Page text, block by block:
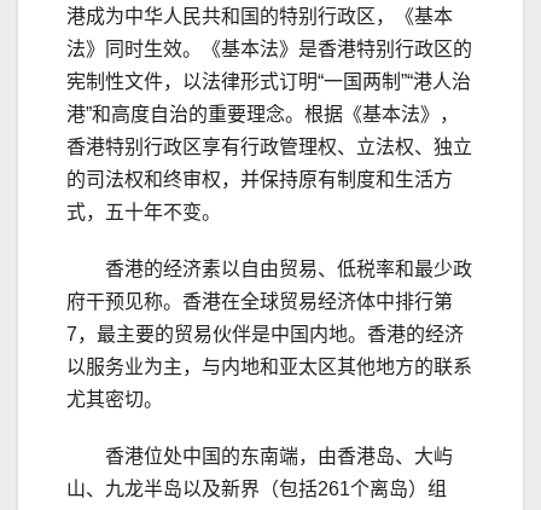
港成为中华人民共和国的特别行政区，《基本
法》同时生效。《基本法》是香港特别行政区的
宪制性文件，以法律形式订明“一国两制”“港人治
港”和高度自治的重要理念。根据《基本法》，
香港特别行政区享有行政管理权、立法权、独立
的司法权和终审权，并保持原有制度和生活方
式，五十年不变。
香港的经济素以自由贸易、低税率和最少政
府干预见称。香港在全球贸易经济体中排行第
7，最主要的贸易伙伴是中国内地。香港的经济
以服务业为主，与内地和亚太区其他地方的联系
尤其密切。
香港位处中国的东南端，由香港岛、大屿
山、九龙半岛以及新界（包括261个离岛）组